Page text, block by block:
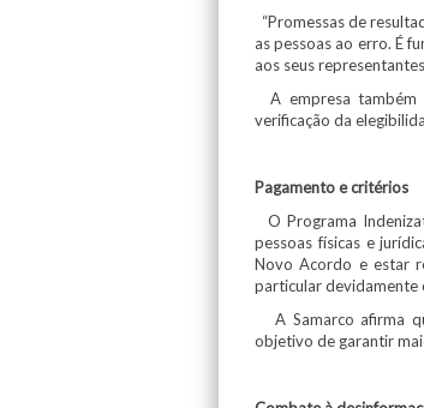
“Promessas de
as pessoas ao erro. É
aos seus
A empresa também
verificação da
Pagamento e critérios
O Programa
pessoas físicas e
Novo Acordo e estar
particular devidamente
A Samarco afirma
objetivo de garantir